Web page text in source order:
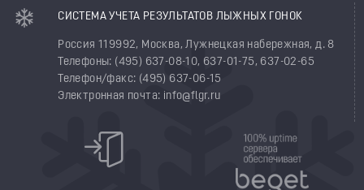
СИСТЕМА УЧЕТА РЕЗУЛЬТАТОВ ЛЫЖНЫХ ГОНОК
Россия 119992, Москва, Лужнецкая набережная, д. 8
Телефоны: (495) 637-08-10, 637-01-75, 637-02-65
Телефон/факс: (495) 637-06-15
Электронная почта: info@flgr.ru